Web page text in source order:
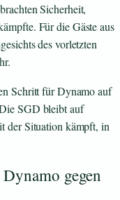
Sicherheit,
Für die Gäste aus
des vorletzten
Schritt für Dynamo auf
SGD bleibt auf
der Situation kämpft, in
gegen